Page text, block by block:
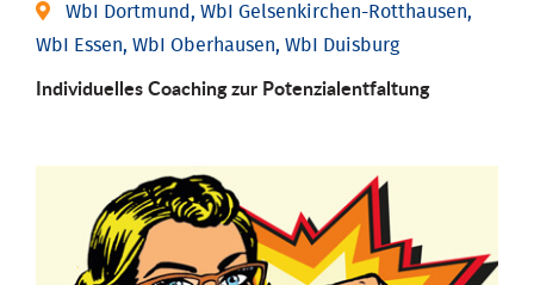
WbI Dortmund, WbI Gelsenkirchen-Rotthausen,
WbI Essen, WbI Oberhausen, WbI Duisburg
Individuelles Coaching zur Potenzialentfaltung